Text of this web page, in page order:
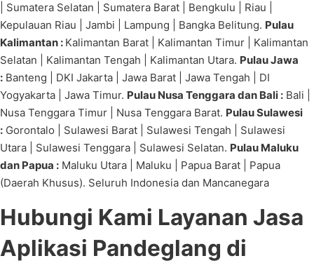
| Sumatera Selatan | Sumatera Barat | Bengkulu | Riau |
Kepulauan Riau | Jambi | Lampung | Bangka Belitung. Pulau
Kalimantan : Kalimantan Barat | Kalimantan Timur | Kalimantan
Selatan | Kalimantan Tengah | Kalimantan Utara. Pulau Jawa
: Banteng | DKI Jakarta | Jawa Barat | Jawa Tengah | DI
Yogyakarta | Jawa Timur. Pulau Nusa Tenggara dan Bali : Bali |
Nusa Tenggara Timur | Nusa Tenggara Barat. Pulau Sulawesi
: Gorontalo | Sulawesi Barat | Sulawesi Tengah | Sulawesi
Utara | Sulawesi Tenggara | Sulawesi Selatan. Pulau Maluku
dan Papua : Maluku Utara | Maluku | Papua Barat | Papua
(Daerah Khusus). Seluruh Indonesia dan Mancanegara
Hubungi Kami Layanan Jasa
Aplikasi Pandeglang di